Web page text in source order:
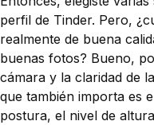
perfil de Tinder. Pero,
realmente de buena
buenas fotos? Bueno,
cámara y la claridad de
que también importa es
postura, el nivel de